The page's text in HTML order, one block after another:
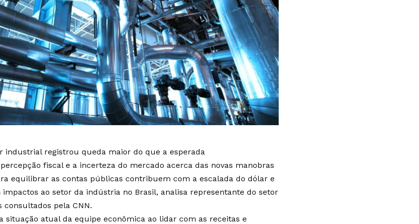
industrial registrou queda maior do que a esperada
fiscal e a incerteza do mercado acerca das novas manobras
equilibrar as contas públicas contribuem com a escalada do dólar e
ao setor da indústria no Brasil, analisa representante do setor
consultados pela CNN.
situação atual da equipe econômica ao lidar com as receitas e